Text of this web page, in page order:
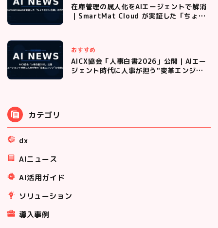
在庫管理の属人化をAIエージェントで解消
｜SmartMat Cloud が実証した「ちょう
おすすめ
AICX協会「人事白書2026」公開｜AIエー
ジェント時代に人事が担う"変革エンジ
カテゴリ
dx
AIニュース
AI活用ガイド
ソリューション
導入事例